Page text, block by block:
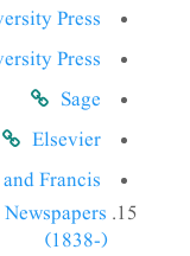
Press
Press
Sage
Elsevier
Francis
(1838-)